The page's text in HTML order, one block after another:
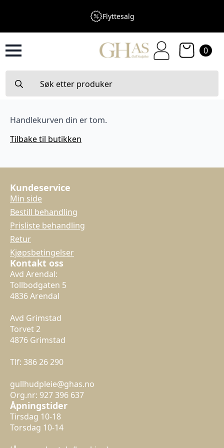
Flyttesalg
0
for:
Handlekurven din er tom.
Tilbake til butikken
Kundeservice
Min side
Bestill behandling
Prisliste behandling
Retur
Kjøpsbetingelser
Kontakt oss
Avd Arendal:
Tollbodgaten 5
4836 Arendal
Avd Grimstad
Torvet 2
4876 Grimstad
Tlf: 386 26 290
gullhudpleie@ghas.no
Org.nr: 927 396 637
Åpningstider
Tirsdag 10-18
Torsdag 10-14